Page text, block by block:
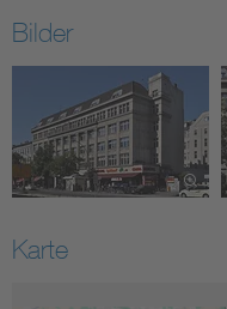
Bilder
Karte